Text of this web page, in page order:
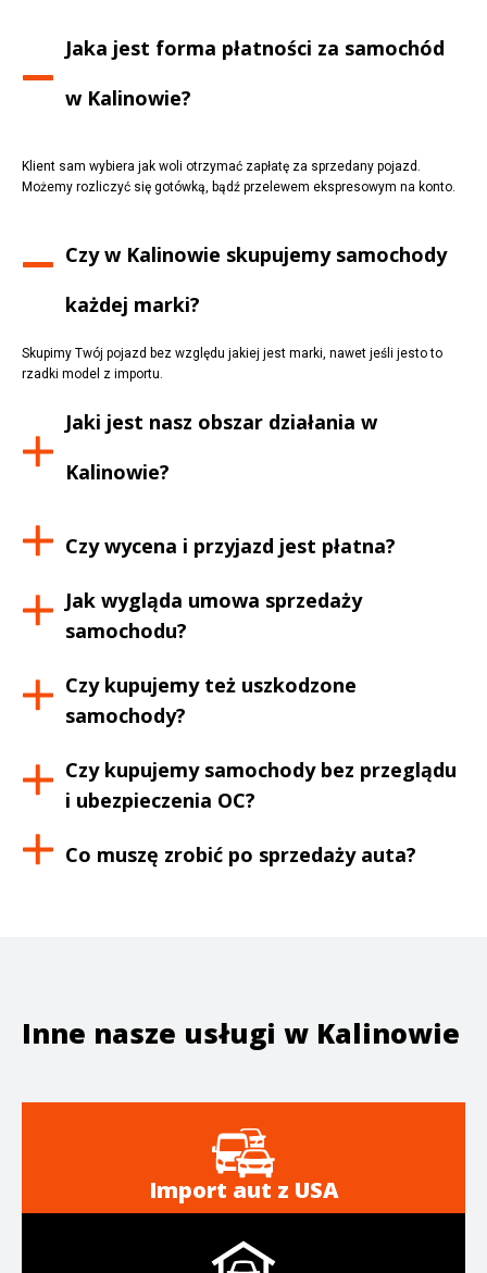
Jaka jest forma płatności za samochód
w Kalinowie?
Klient sam wybiera jak woli otrzymać zapłatę za sprzedany pojazd.
Możemy rozliczyć się gotówką, bądź przelewem ekspresowym na konto.
Czy w Kalinowie skupujemy samochody
każdej marki?
Skupimy Twój pojazd bez względu jakiej jest marki, nawet jeśli jesto to
rzadki model z importu.
Jaki jest nasz obszar działania w
Kalinowie?
Czy wycena i przyjazd jest płatna?
Jak wygląda umowa sprzedaży
samochodu?
Czy kupujemy też uszkodzone
samochody?
Czy kupujemy samochody bez przeglądu
i ubezpieczenia OC?
Co muszę zrobić po sprzedaży auta?
Inne nasze usługi w Kalinowie
Import aut z USA